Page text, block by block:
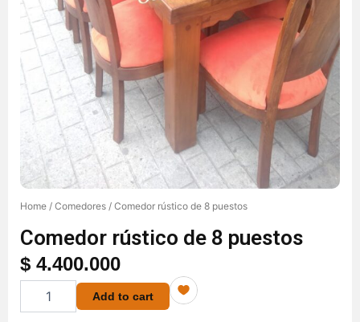
Home / Comedores / Comedor rústico de 8 puestos
Comedor rústico de 8 puestos
$ 4.400.000
Comedor
rústico
de
Add to cart